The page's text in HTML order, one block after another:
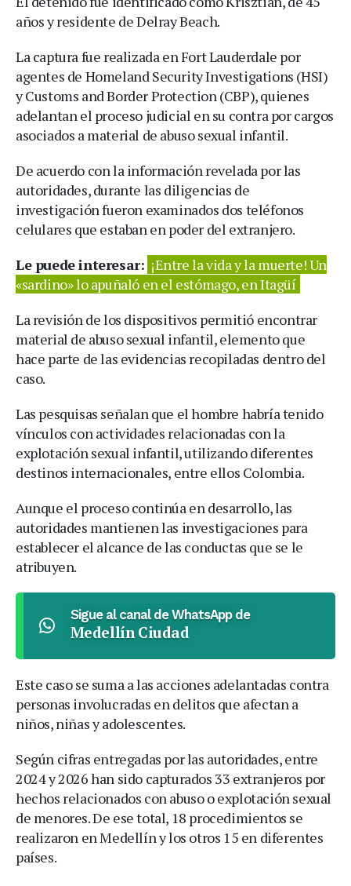
años y residente de Delray Beach.
La captura fue realizada en Fort Lauderdale por
agentes de Homeland Security Investigations (HSI)
y Customs and Border Protection (CBP), quienes
adelantan el proceso judicial en su contra por cargos
asociados a material de abuso sexual infantil.
De acuerdo con la información revelada por las
autoridades, durante las diligencias de
investigación fueron examinados dos teléfonos
celulares que estaban en poder del extranjero.
Le puede interesar: ¡Entre la vida y la muerte! Un
«sardino» lo apuñaló en el estómago, en Itagüí
La revisión de los dispositivos permitió encontrar
material de abuso sexual infantil, elemento que
hace parte de las evidencias recopiladas dentro del
caso.
Las pesquisas señalan que el hombre habría tenido
vínculos con actividades relacionadas con la
explotación sexual infantil, utilizando diferentes
destinos internacionales, entre ellos Colombia.
Aunque el proceso continúa en desarrollo, las
autoridades mantienen las investigaciones para
establecer el alcance de las conductas que se le
atribuyen.
Sigue al canal de WhatsApp de
Medellín Ciudad
Este caso se suma a las acciones adelantadas contra
personas involucradas en delitos que afectan a
niños, niñas y adolescentes.
Según cifras entregadas por las autoridades, entre
2024 y 2026 han sido capturados 33 extranjeros por
hechos relacionados con abuso o explotación sexual
de menores. De ese total, 18 procedimientos se
realizaron en Medellín y los otros 15 en diferentes
países.